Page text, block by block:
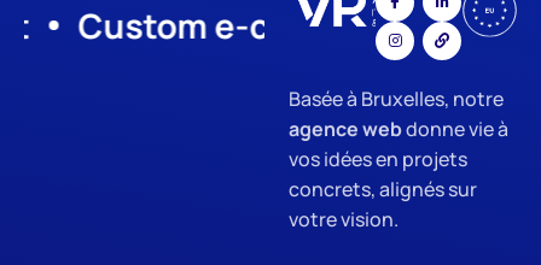
Custom e-commerce App
Basée à Bruxelles, notre
agence webdonne vie à
vos idées en projets
concrets, alignés sur
votre vision.